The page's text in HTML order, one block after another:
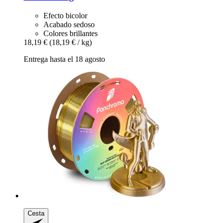
Efecto bicolor
Acabado sedoso
Colores brillantes
18,19 € (18,19 € / kg)
Entrega hasta el 18 agosto
Cesta